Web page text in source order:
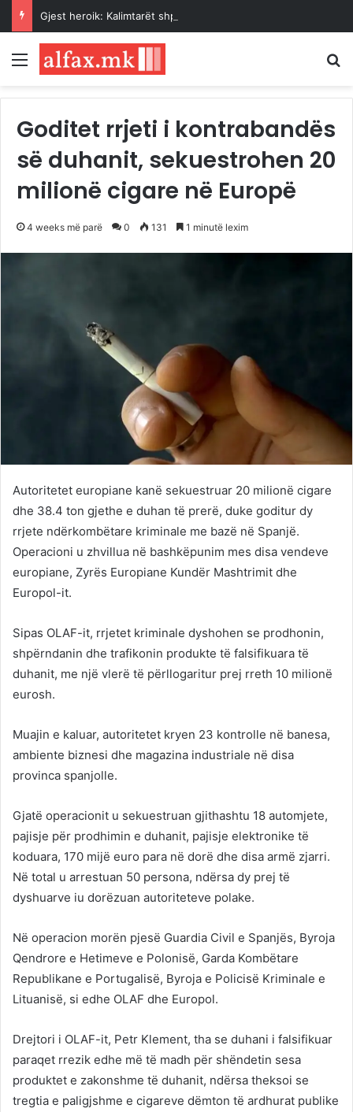
Menu
Goditet rrjeti i kontrabandës
së duhanit, sekuestrohen 20
milionë cigare në Europë
4 weeks më parë 0 131 1 minutë lexim
Autoritetet europiane kanë sekuestruar 20 milionë cigare
dhe 38.4 ton gjethe e duhan të prerë, duke goditur dy
rrjete ndërkombëtare kriminale me bazë në Spanjë.
Operacioni u zhvillua në bashkëpunim mes disa vendeve
europiane, Zyrës Europiane Kundër Mashtrimit dhe
Europol-it.
Sipas OLAF-it, rrjetet kriminale dyshohen se prodhonin,
shpërndanin dhe trafikonin produkte të falsifikuara të
duhanit, me një vlerë të përllogaritur prej rreth 10 milionë
eurosh.
Muajin e kaluar, autoritetet kryen 23 kontrolle në banesa,
ambiente biznesi dhe magazina industriale në disa
provinca spanjolle.
Gjatë operacionit u sekuestruan gjithashtu 18 automjete,
pajisje për prodhimin e duhanit, pajisje elektronike të
koduara, 170 mijë euro para në dorë dhe disa armë zjarri.
Në total u arrestuan 50 persona, ndërsa dy prej të
dyshuarve iu dorëzuan autoriteteve polake.
Në operacion morën pjesë Guardia Civil e Spanjës, Byroja
Qendrore e Hetimeve e Polonisë, Garda Kombëtare
Republikane e Portugalisë, Byroja e Policisë Kriminale e
Lituanisë, si edhe OLAF dhe Europol.
Drejtori i OLAF-it, Petr Klement, tha se duhani i falsifikuar
paraqet rrezik edhe më të madh për shëndetin sesa
produktet e zakonshme të duhanit, ndërsa theksoi se
tregtia e paligjshme e cigareve dëmton të ardhurat publike